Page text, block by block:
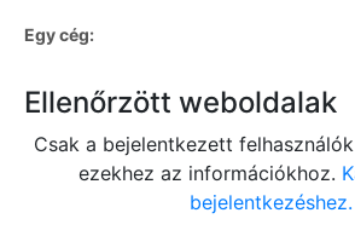
Egy cég:
Ellenőrzött weboldalak
Csak a bejelentkezett
ezekhez az információkhoz.
bejelentkezéshez.